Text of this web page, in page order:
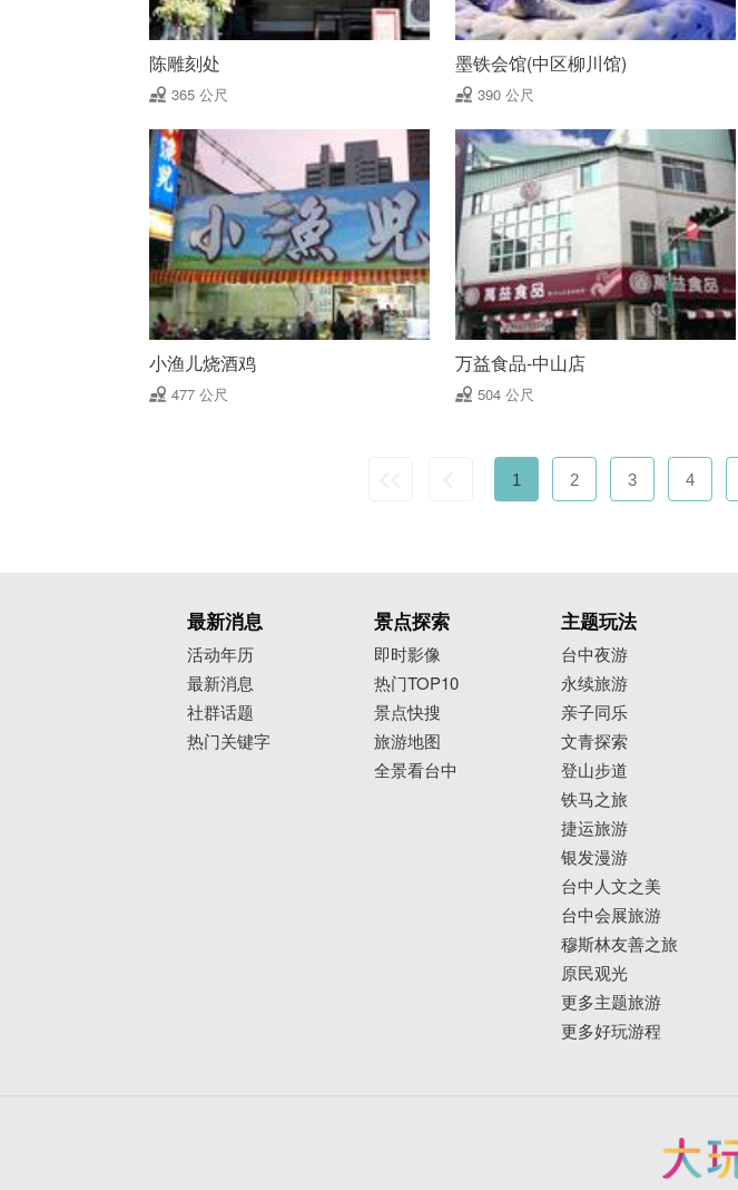
陈雕刻处
365 公尺
墨铁会馆(中区柳川馆)
390 公尺
小渔儿烧酒鸡
477 公尺
万益食品-中山店
504 公尺
1 2 3 4
最新消息
活动年历
最新消息
社群话题
热门关键字
景点探索
即时影像
热门TOP10
景点快搜
旅游地图
全景看台中
主题玩法
台中夜游
永续旅游
亲子同乐
文青探索
登山步道
铁马之旅
捷运旅游
银发漫游
台中人文之美
台中会展旅游
穆斯林友善之旅
原民观光
更多主题旅游
更多好玩游程